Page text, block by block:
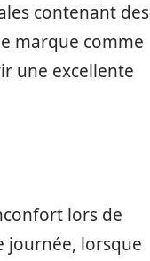
contenant des
marque comme
une excellente
lors de
journée, lorsque